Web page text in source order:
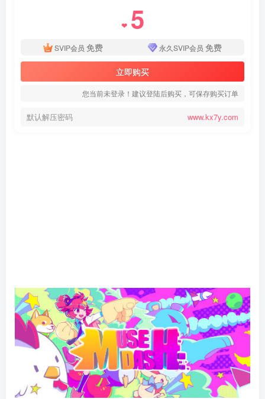
❤ 5
SVIP会员 免费 永久SVIP会员 免费
立即购买
您当前未登录！建议登陆后购买，可保存购买订单
默认解压密码 www.kx7y.com